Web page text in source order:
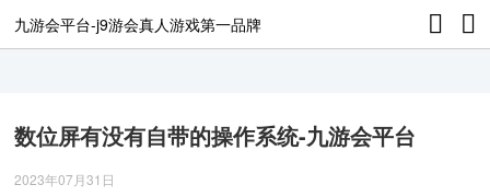
九游会平台-j9游会真人游戏第一品牌
数位屏有没有自带的操作系统-九游会平台
2023年07月31日